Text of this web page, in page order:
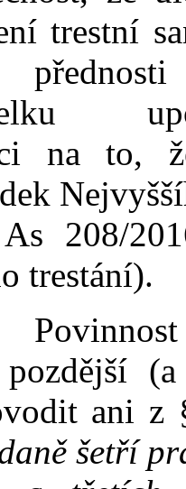
trestní
na to,
As 208/
trestání).
(a
ani z
šetří